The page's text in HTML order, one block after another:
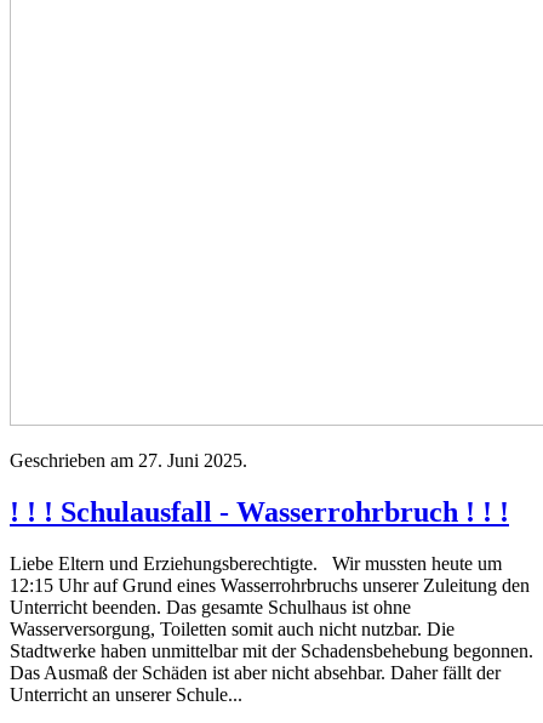
Geschrieben am 27. Juni 2025.
! ! ! Schulausfall - Wasserrohrbruch ! ! !
Liebe Eltern und Erziehungsberechtigte. Wir mussten heute um
12:15 Uhr auf Grund eines Wasserrohrbruchs unserer Zuleitung den
Unterricht beenden. Das gesamte Schulhaus ist ohne
Wasserversorgung, Toiletten somit auch nicht nutzbar. Die
Stadtwerke haben unmittelbar mit der Schadensbehebung begonnen.
Das Ausmaß der Schäden ist aber nicht absehbar. Daher fällt der
Unterricht an unserer Schule...